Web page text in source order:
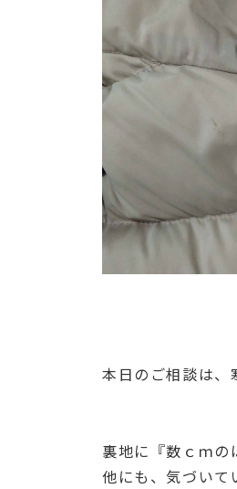
本日のご相談は
裏地に『数ｃｍの
他にも、気づいて